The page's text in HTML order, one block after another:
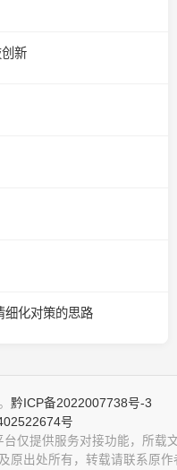
新
细化对策的思路
黔ICP备2022007738号-3
号
仅提供服务对接功能，所载
原出处所有，转载请联系原作